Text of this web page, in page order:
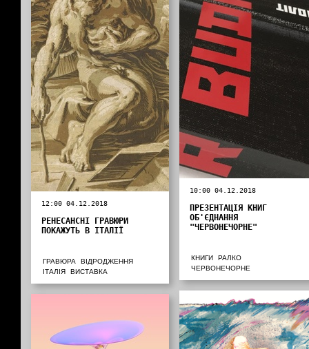
12:00 04.12.2018
РЕНЕСАНСНІ ГРАВЮРИ
ПОКАЖУТЬ В ІТАЛІЇ
ГРАВЮРА
ВІДРОДЖЕННЯ
ІТАЛІЯ
ВИСТАВКА
10:00 04.12.2018
ПРЕЗЕНТАЦІЯ КНИГ
ОБ'ЄДНАННЯ
"ЧЕРВОНЕЧОРНЕ"
КНИГИ
РАЛКО
ЧЕРВОНЕЧОРНЕ